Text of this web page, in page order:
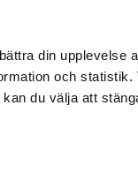
din upplevelse
och
du välja att